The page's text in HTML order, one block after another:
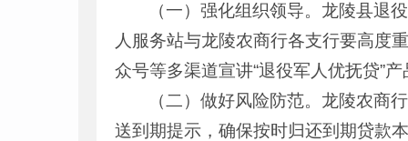
（一）强化组织领导。龙陵县退
人服务站与龙陵农商行各支行要高度
众号等多渠道宣讲“退役军人优抚贷”
（二）做好风险防范。龙陵农商
送到期提示，确保按时归还到期贷款